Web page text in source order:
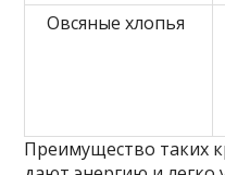
Овсяные хлопья
Преимущество таких